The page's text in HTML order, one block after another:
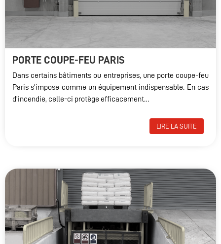
PORTE COUPE-FEU PARIS
Dans certains bâtiments ou entreprises, une porte coupe-feu
Paris s’impose comme un équipement indispensable. En cas
d’incendie, celle-ci protège efficacement…
LIRE LA SUITE